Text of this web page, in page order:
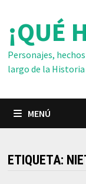
contenido
¡QUÉ
Personajes,
largo de la
MENÚ
ETIQUETA: